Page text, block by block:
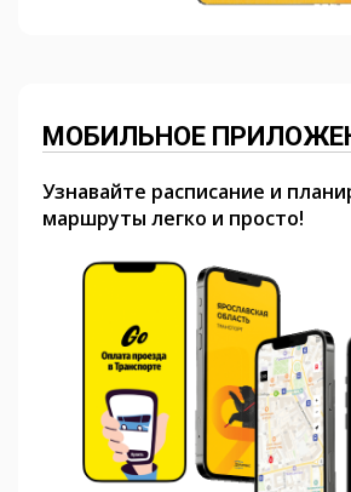
МОБИЛЬНОЕ
Узнавайте расписание и
маршруты легко и просто!